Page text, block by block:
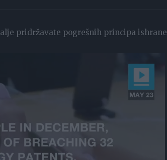
pridržavate pogrešnih principa ishrane